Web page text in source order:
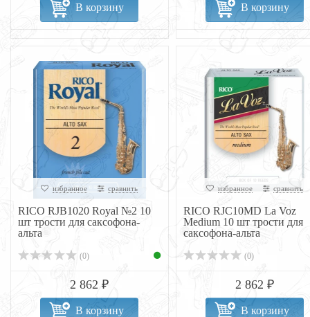
В корзину В корзину
избранное сравнить
RICO RJB1020 Royal №2 10
шт трости для саксофона-
альта
(0)
2 862 ₽
В корзину
избранное сравнить
RICO RJC10MD La Voz
Medium 10 шт трости для
саксофона-альта
(0)
2 862 ₽
В корзину